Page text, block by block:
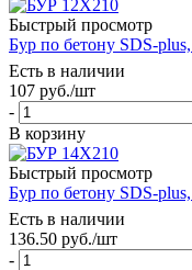
Быстрый просмотр
Бур по бетону SDS-
Есть в наличии
107 руб./шт
-
В корзину
Быстрый просмотр
Бур по бетону SDS-
Есть в наличии
136.50 руб./шт
-